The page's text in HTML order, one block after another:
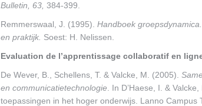
Bulletin, 63, 384-399.
Remmerswaal, J. (1995). Handboek
en praktijk. Soest: H. Nelissen.
Evaluation de l’apprentissage collaboratif en
De Wever, B., Schellens, T. & Valcke, M. (2005).
en communicatietechnologie . In D’Haese, I. &
toepassingen in het hoger onderwijs. Lanno Campus